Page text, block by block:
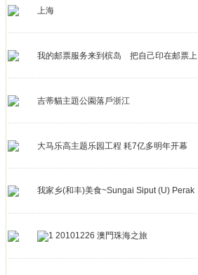
上海
我的邮票服务来到槟岛 把自己印在邮票上
吉蒂貓主題公園落戶浙江
大马乐高主题乐园工程 耗7亿多明年开幕
我家乡(和丰)美食~Sungai Siput (U) Perak
20101226 澳門珠海之旅